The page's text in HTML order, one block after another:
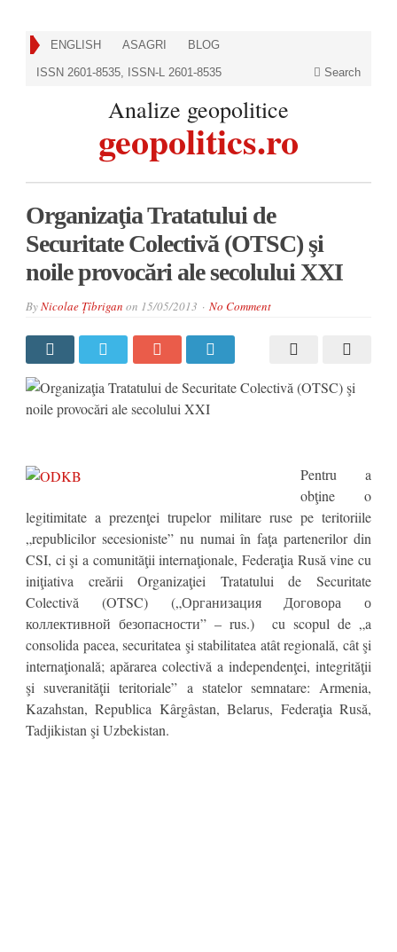
ENGLISH ASAGRI BLOG
ISSN 2601-8535, ISSN-L 2601-8535 Search
Analize geopolitice
geopolitics.ro
Organizaţia Tratatului de
Securitate Colectivă (OTSC) şi
noile provocări ale secolului XXI
ByNicolae Țîbrigan on 15/05/2013 No Comment
Pentru a
obţine o
legitimitate a prezenţei trupelor militare ruse pe teritoriile
„republicilor secesioniste” nu numai în faţa partenerilor din
CSI, ci şi a comunităţii internaţionale, Federaţia Rusă vine cu
iniţiativa creării Organizaţiei Tratatului de Securitate
Colectivă (OTSC) („Организация Договора о
коллективной безопасности” – rus.) cu scopul de „a
consolida pacea, securitatea şi stabilitatea atât regională, cât şi
internaţională; apărarea colectivă a independenţei, integrităţii
şi suveranităţii teritoriale” a statelor semnatare: Armenia,
Kazahstan, Republica Kârgâstan, Belarus, Federaţia Rusă,
Tadjikistan şi Uzbekistan.